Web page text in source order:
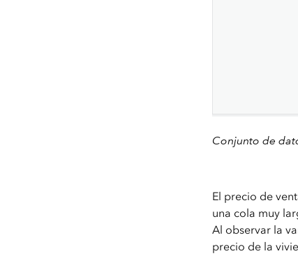
Conjunto de
El precio de
una cola muy
Al observar la
precio de la